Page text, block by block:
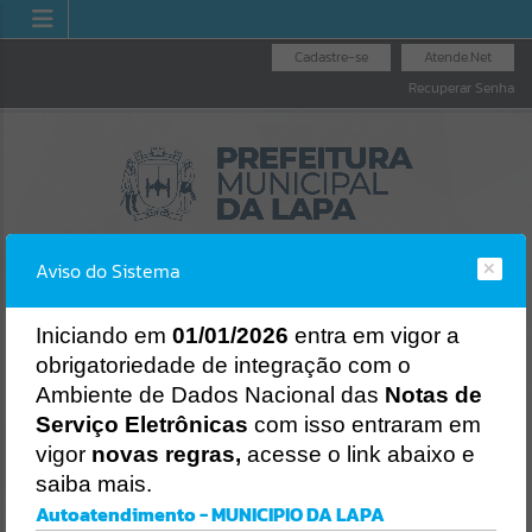
Atende.Net
Cadastre-se
Recuperar Senha
GERAL
DO MUNICÍPIO
LICITAÇÕES
NOTA FISCAL
ELETRÔNICA
Aviso do Sistema
Iniciando em 01/01/2026 entra em vigor a
obrigatoriedade de integração com o
Ambiente de Dados Nacional das Notas de
Serviço Eletrônicas com isso entraram em
vigor novas regras, acesse o link abaixo e
saiba mais.
Autoatendimento - MUNICIPIO DA LAPA
Erro
Gerenciamento do Sistema
Ocorreu um erro de script: